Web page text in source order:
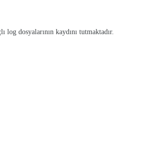
log dosyalarının kaydını tutmaktadır.